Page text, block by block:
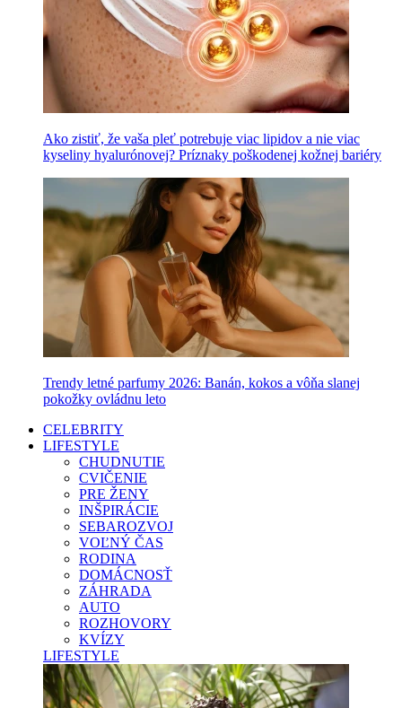
Ako zistiť, že vaša pleť potrebuje viac lipidov a nie viac
kyseliny hyalurónovej? Príznaky poškodenej kožnej bariéry
Trendy letné parfumy 2026: Banán, kokos a vôňa slanej
pokožky ovládnu leto
CELEBRITY
LIFESTYLE
CHUDNUTIE
CVIČENIE
PRE ŽENY
INŠPIRÁCIE
SEBAROZVOJ
VOĽNÝ ČAS
RODINA
DOMÁCNOSŤ
ZÁHRADA
AUTO
ROZHOVORY
KVÍZY
LIFESTYLE